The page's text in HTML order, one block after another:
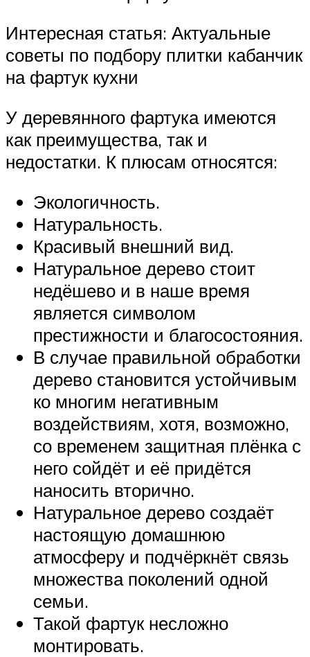
Интересная статья: Актуальные
советы по подбору плитки кабанчик
на фартук кухни
У деревянного фартука имеются
как преимущества, так и
недостатки. К плюсам относятся:
Экологичность.
Натуральность.
Красивый внешний вид.
Натуральное дерево стоит
недёшево и в наше время
является символом
престижности и благосостояния.
В случае правильной обработки
дерево становится устойчивым
ко многим негативным
воздействиям, хотя, возможно,
со временем защитная плёнка с
него сойдёт и её придётся
наносить вторично.
Натуральное дерево создаёт
настоящую домашнюю
атмосферу и подчёркнёт связь
множества поколений одной
семьи.
Такой фартук несложно
монтировать.